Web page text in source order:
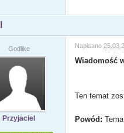
Godlike
Przyjaciel
Napisano
Wiadomość
Ten temat
Powód: